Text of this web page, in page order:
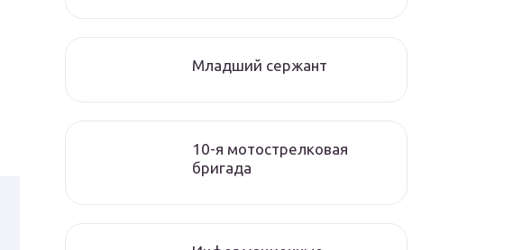
Младший сержант
10-я мотострелковая
бригада